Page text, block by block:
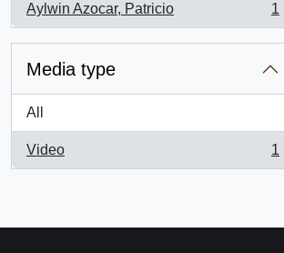
Aylwin Azocar, Patricio
, 1 results
1
Media type
All
Video
, 1 results
1